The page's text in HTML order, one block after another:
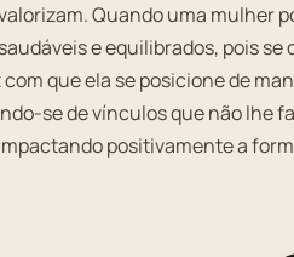
Quando uma mulher
e equilibrados, pois se
que ela se posicione de
se de vínculos que não lhe
positivamente a